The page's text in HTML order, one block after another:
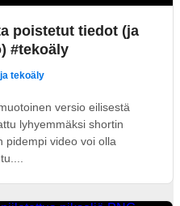
poistetut tiedot (ja
#tekoäly
tekoäly
versio eilisestä
lyhyemmäksi shortin
pidempi video voi olla